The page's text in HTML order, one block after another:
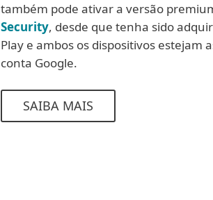
também pode ativar a versão
Security, desde que tenha sido
Play e ambos os dispositivos estejam
conta Google.
SAIBA MAIS